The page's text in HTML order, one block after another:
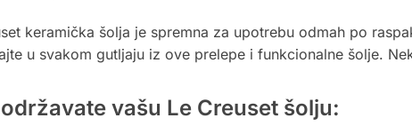
keramička šolja je spremna za upotrebu odmah po
u svakom gutljaju iz ove prelepe i funkcionalne šolje.
vašu Le Creuset šolju: